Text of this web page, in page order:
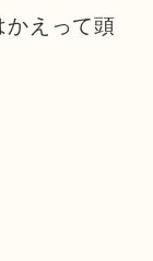
かえって頭